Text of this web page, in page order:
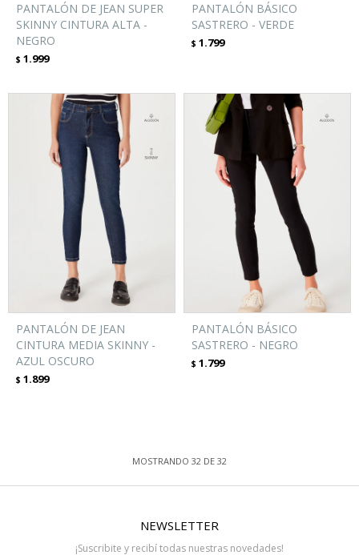
PANTALÓN DE JEAN SUPER
SKINNY CINTURA ALTA -
NEGRO
$ 1.999
PANTALÓN BÁSICO
SASTRERO - VERDE
$ 1.799
PANTALÓN DE JEAN
CINTURA MEDIA SKINNY -
AZUL OSCURO
$ 1.899
PANTALÓN BÁSICO
SASTRERO - NEGRO
$ 1.799
MOSTRANDO 32 DE 32
NEWSLETTER
¡Suscribite y recibí todas nuestras novedades!